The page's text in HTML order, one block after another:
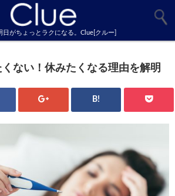
日がちょっとラクになる。Clue[クルー]
ない！休みたくなる理由を解明
B!